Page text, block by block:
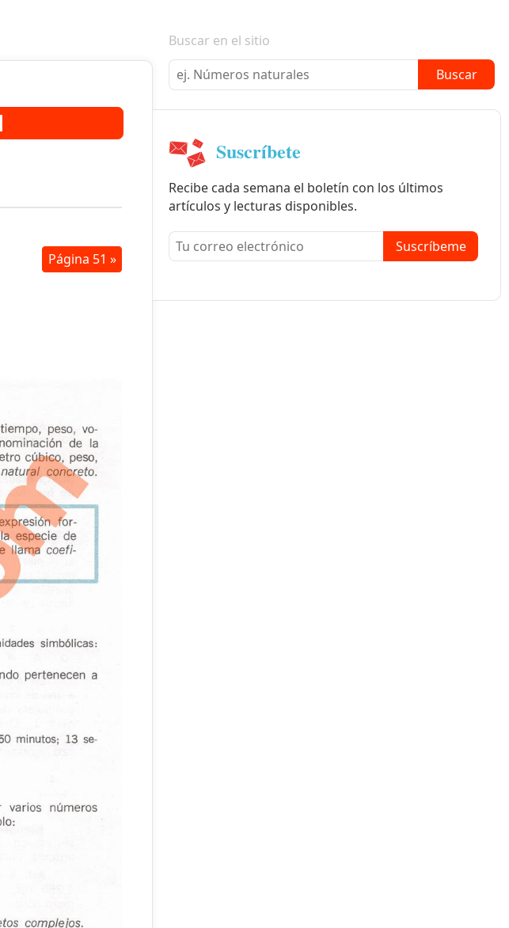
Boletín informativo
Página 51 »
Buscar en el sitio
Buscar
Suscríbete
Recibe cada semana el boletín con los últimos
artículos y lecturas disponibles.
Suscríbeme